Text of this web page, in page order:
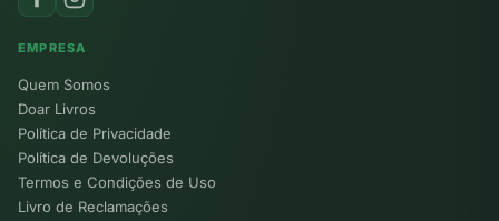
EMPRESA
Quem Somos
Doar Livros
Política de Privacidade
Política de Devoluções
Termos e Condições de Uso
Livro de Reclamações